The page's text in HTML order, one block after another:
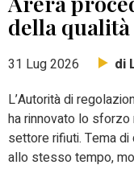
della
31 Lug 2026 di
L’Autorità di
ha rinnovato lo
settore rifiuti. Tema
allo stesso tempo,